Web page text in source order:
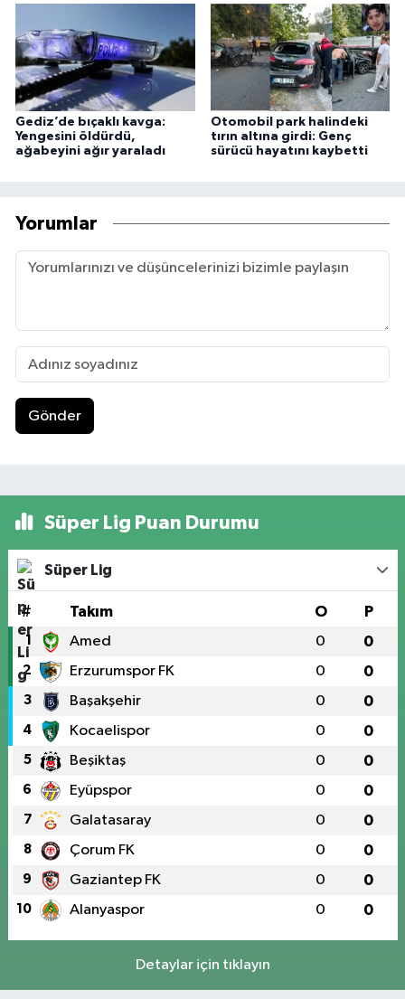
Gediz’de bıçaklı kavga:
Yengesini öldürdü,
ağabeyini ağır yaraladı
Otomobil park halindeki
tırın altına girdi: Genç
sürücü hayatını kaybetti
Yorumlar
Gönder
Süper Lig Puan Durumu
Süper Lig
# Takım O P
1 Amed 0 0
2 Erzurumspor FK 0 0
3 Başakşehir 0 0
4 Kocaelispor 0 0
5 Beşiktaş 0 0
6 Eyüpspor 0 0
7 Galatasaray 0 0
8 Çorum FK 0 0
9 Gaziantep FK 0 0
10 Alanyaspor 0 0
Detaylar için tıklayın